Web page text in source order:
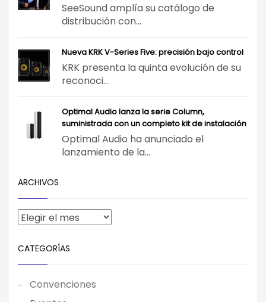
SeeSound amplía su catálogo de
distribución con...
Nueva KRK V-Series Five: precisión bajo control
KRK presenta la quinta evolución de su
reconoci...
Optimal Audio lanza la serie Column,
suministrada con un completo kit de instalación
Optimal Audio ha anunciado el
lanzamiento de la...
ARCHIVOS
CATEGORÍAS
Convenciones